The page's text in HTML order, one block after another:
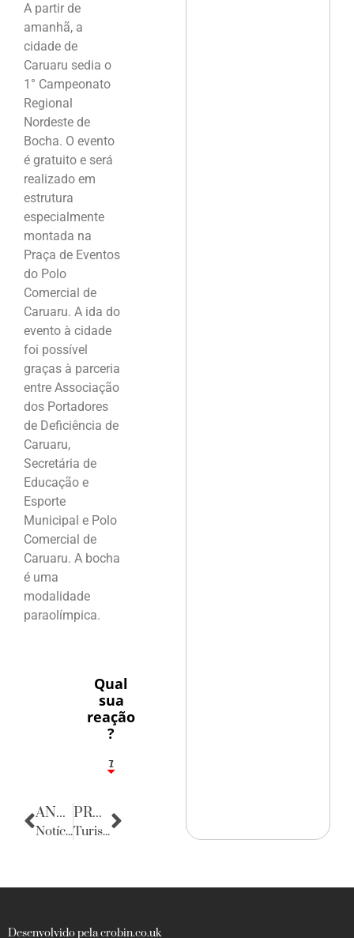
A partir de
amanhã, a
cidade de
Caruaru sedia o
1° Campeonato
Regional
Nordeste de
Bocha. O evento
é gratuito e será
realizado em
estrutura
especialmente
montada na
Praça de Eventos
do Polo
Comercial de
Caruaru. A ida do
evento à cidade
foi possível
graças à parceria
entre Associação
dos Portadores
de Deficiência de
Caruaru,
Secretária de
Educação e
Esporte
Municipal e Polo
Comercial de
Caruaru. A bocha
é uma
modalidade
paraolímpica.
Qual
sua
reação
?
1
7
ANTERIOR
Notícias da Alemanha
PRÓXIMA
Turismo
Desenvolvido pela crobin.co.uk